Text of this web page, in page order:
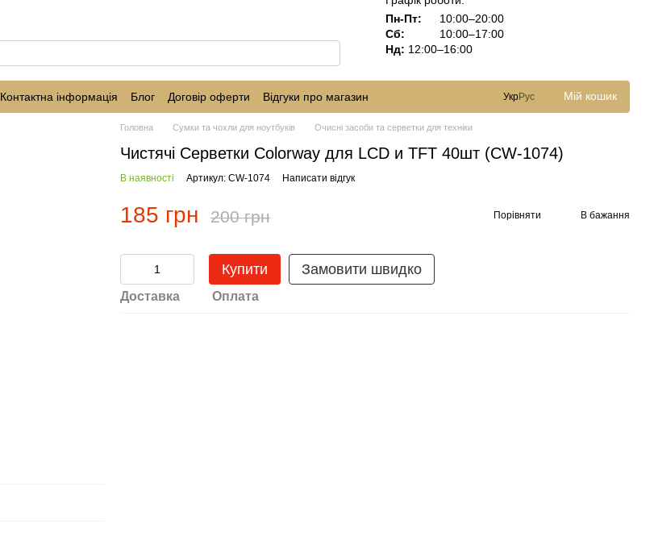
Пн-Пт:
10:00–20:00
Сб:
10:00–17:00
Нд: 12:00–16:00
Контактна інформація Блог Договір оферти Відгуки про магазин УкрРус Мій кошик
Головна Сумки та чохли для ноутбуків Очисні засоби та серветки для техніки
Чистячі Серветки Colorway для LCD и TFT 40шт (CW-1074)
В наявності Артикул: CW-1074 Написати відгук
185 грн 200 грн Порівняти В бажання
Купити Замовити швидко
Доставка Оплата